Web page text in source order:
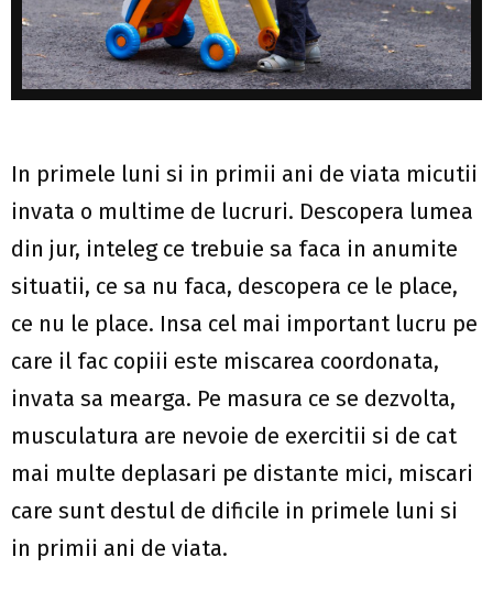
In primele luni si in primii ani de viata micutii
invata o multime de lucruri. Descopera lumea
din jur, inteleg ce trebuie sa faca in anumite
situatii, ce sa nu faca, descopera ce le place,
ce nu le place. Insa cel mai important lucru pe
care il fac copiii este miscarea coordonata,
invata sa mearga. Pe masura ce se dezvolta,
musculatura are nevoie de exercitii si de cat
mai multe deplasari pe distante mici, miscari
care sunt destul de dificile in primele luni si
in primii ani de viata.